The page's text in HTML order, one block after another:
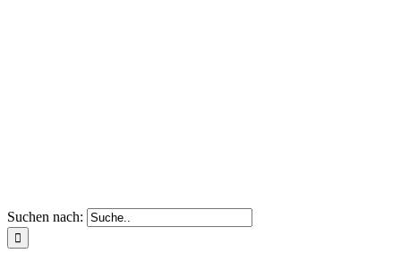
Suchen nach: